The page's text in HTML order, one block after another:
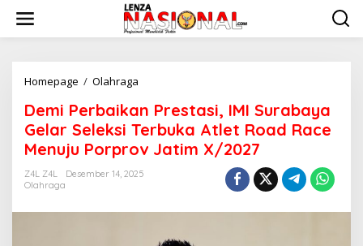
w
Homepage / Olahraga
m
i
P
e
r
i
Demi Perbaikan Prestasi, IMI Surabaya
Gelar Seleksi Terbuka Atlet Road Race
Menuju Porprov Jatim X/2027
Z4L Z4L
Desember 14, 2025
Olahraga